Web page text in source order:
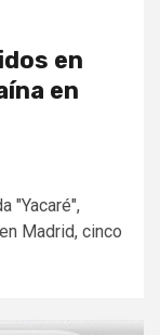
en
en
"Yacaré",
Madrid, cinco